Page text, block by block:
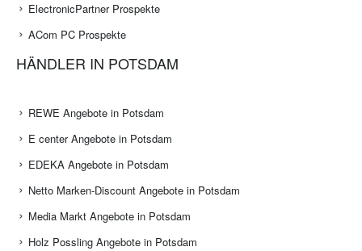
ElectronicPartner Prospekte
ACom PC Prospekte
HÄNDLER IN POTSDAM
REWE Angebote in Potsdam
E center Angebote in Potsdam
EDEKA Angebote in Potsdam
Netto Marken-Discount Angebote in Potsdam
Media Markt Angebote in Potsdam
Holz Possling Angebote in Potsdam